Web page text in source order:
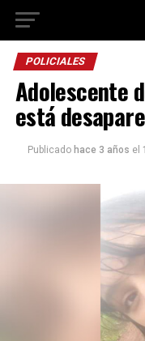
POLICIALES
Adolescente
está
Publicado hace 3 años el